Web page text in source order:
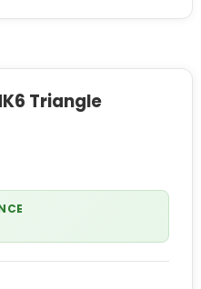
Triangle